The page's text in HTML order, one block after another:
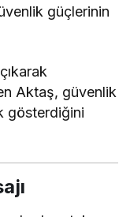
güçlerinin
Aktaş, güvenlik
gösterdiğini